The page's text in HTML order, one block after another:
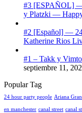
#3 [ESPAÑOL] —
y Platzki —
#2 [Español] —
Katherine Rios
#1 – Takk y
septiembre 11,
Popular Tag
24 hour party people Ariana
en manchester canal street canal